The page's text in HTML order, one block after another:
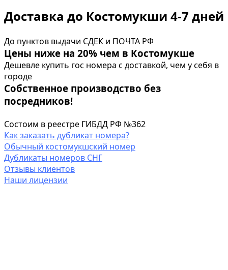
Доставка до Костомукши 4-7 дней
До пунктов выдачи СДЕК и ПОЧТА РФ
Цены ниже на 20% чем в Костомукше
Дешевле купить гос номера с доставкой, чем у себя в
городе
Собственное производство без
посредников!
Состоим в реестре ГИБДД РФ №362
Как заказать дубликат номера?
Обычный костомукшский номер
Дубликаты номеров СНГ
Отзывы клиентов
Наши лицензии